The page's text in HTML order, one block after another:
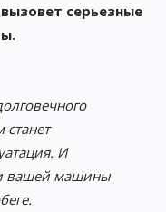
серьезные
станет
И
вашей машины